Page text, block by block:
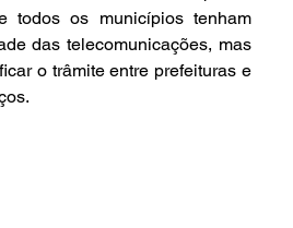
todos os municípios tenham
das telecomunicações, mas
o trâmite entre prefeituras e